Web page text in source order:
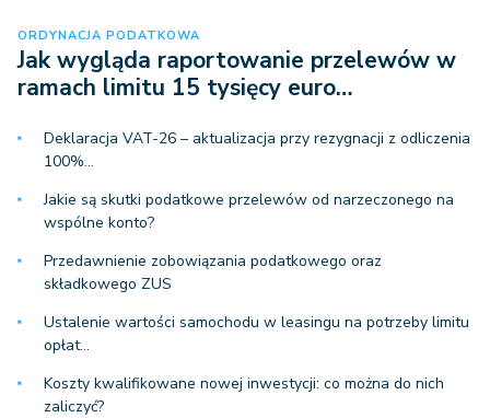
ORDYNACJA PODATKOWA
Jak wygląda raportowanie przelewów w
ramach limitu 15 tysięcy euro…
Deklaracja VAT-26 – aktualizacja przy rezygnacji z odliczenia
100%…
Jakie są skutki podatkowe przelewów od narzeczonego na
wspólne konto?
Przedawnienie zobowiązania podatkowego oraz
składkowego ZUS
Ustalenie wartości samochodu w leasingu na potrzeby limitu
opłat…
Koszty kwalifikowane nowej inwestycji: co można do nich
zaliczyć?